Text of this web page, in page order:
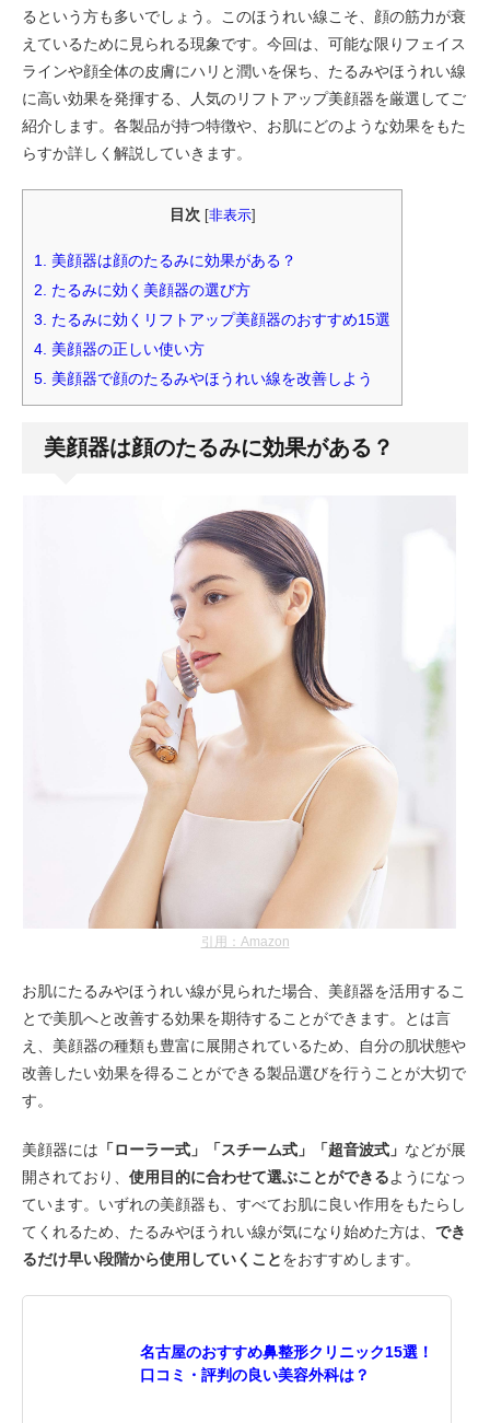
るという方も多いでしょう。このほうれい線こそ、顔の筋力が衰
えているために見られる現象です。今回は、可能な限りフェイス
ラインや顔全体の皮膚にハリと潤いを保ち、たるみやほうれい線
に高い効果を発揮する、人気のリフトアップ美顔器を厳選してご
紹介します。各製品が持つ特徴や、お肌にどのような効果をもた
らすか詳しく解説していきます。
目次 非表示]
1. 美顔器は顔のたるみに効果がある？
2. たるみに効く美顔器の選び方
3. たるみに効くリフトアップ美顔器のおすすめ15選
4. 美顔器の正しい使い方
5. 美顔器で顔のたるみやほうれい線を改善しよう
美顔器は顔のたるみに効果がある？
引用：Amazon
お肌にたるみやほうれい線が見られた場合、美顔器を活用するこ
とで美肌へと改善する効果を期待することができます。とは言
え、美顔器の種類も豊富に展開されているため、自分の肌状態や
改善したい効果を得ることができる製品選びを行うことが大切で
す。
美顔器には 「ローラー式」「スチーム式」「超音波式」 などが展
開されており、 使用目的に合わせて選ぶことができるようになっ
ています。いずれの美顔器も、すべてお肌に良い作用をもたらし
てくれるため、たるみやほうれい線が気になり始めた方は、 でき
るだけ早い段階から使用していくことをおすすめします。
名古屋のおすすめ鼻整形クリニック15選！
口コミ・評判の良い美容外科は？